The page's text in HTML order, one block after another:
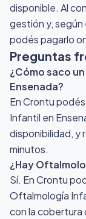
disponible. Al
gestión y, según
podés pagarlo
Preguntas
¿Cómo saco
Ensenada?
En Crontu
Infantil en
disponibilidad, y
minutos.
¿Hay
Sí. En Crontu
Oftalmología
con la cobertura